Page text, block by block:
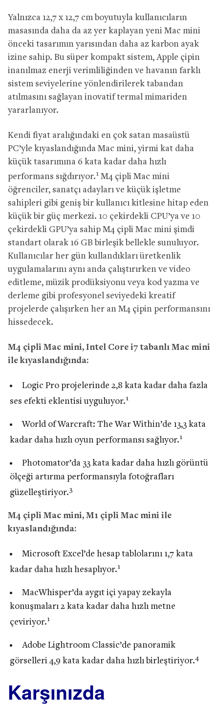
Yalnızca 12,7 x 12,7 cm boyutuyla kullanıcıların
masasında daha da az yer kaplayan yeni Mac mini
önceki tasarımın yarısından daha az karbon ayak
izine sahip. Bu süper kompakt sistem, Apple çipin
inanılmaz enerji verimliliğinden ve havanın farklı
sistem seviyelerine yönlendirilerek tabandan
atılmasını sağlayan inovatif termal mimariden
yararlanıyor.
Kendi fiyat aralığındaki en çok satan masaüstü
PC’yle kıyaslandığında Mac mini, yirmi kat daha
küçük tasarımına 6 kata kadar daha hızlı
performans sığdırıyor.1 M4 çipli Mac mini
öğrenciler, sanatçı adayları ve küçük işletme
sahipleri gibi geniş bir kullanıcı kitlesine hitap eden
küçük bir güç merkezi. 10 çekirdekli CPU’ya ve 10
çekirdekli GPU’ya sahip M4 çipli Mac mini şimdi
standart olarak 16 GB birleşik bellekle sunuluyor.
Kullanıcılar her gün kullandıkları üretkenlik
uygulamalarını aynı anda çalıştırırken ve video
editleme, müzik prodüksiyonu veya kod yazma ve
derleme gibi profesyonel seviyedeki kreatif
projelerde çalışırken her an M4 çipin performansını
hissedecek.
M4 çipli Mac mini, Intel Core i7 tabanlı Mac mini
ile kıyaslandığında:
Logic Pro projelerinde 2,8 kata kadar daha fazla
ses efekti eklentisi uyguluyor.1
World of Warcraft: The War Within’de 13,3 kata
kadar daha hızlı oyun performansı sağlıyor.1
Photomator’da 33 kata kadar daha hızlı görüntü
ölçeği artırma performansıyla fotoğrafları
güzelleştiriyor.3
M4 çipli Mac mini, M1 çipli Mac mini ile
kıyaslandığında:
Microsoft Excel’de hesap tablolarını 1,7 kata
kadar daha hızlı hesaplıyor.1
MacWhisper’da aygıt içi yapay zekayla
konuşmaları 2 kata kadar daha hızlı metne
çeviriyor.1
Adobe Lightroom Classic’de panoramik
görselleri 4,9 kata kadar daha hızlı birleştiriyor.4
Karşınızda